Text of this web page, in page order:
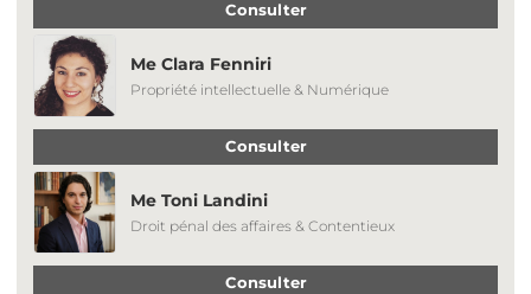
Consulter
Me Clara Fenniri
Propriété intellectuelle & Numérique
Consulter
Me Toni Landini
Droit pénal des affaires & Contentieux
Consulter